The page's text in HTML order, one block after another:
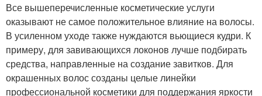
Все вышеперечисленные косметические услуги
оказывают не самое положительное влияние на волосы.
В усиленном уходе также нуждаются вьющиеся кудри. К
примеру, для завивающихся локонов лучше подбирать
средства, направленные на создание завитков. Для
окрашенных волос созданы целые линейки
профессиональной косметики для поддержания яркости